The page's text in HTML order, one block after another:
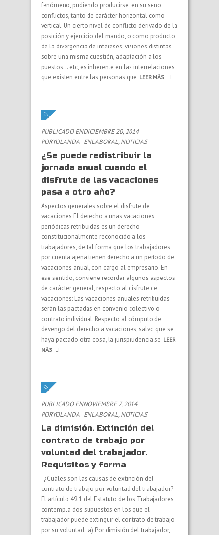
fenómeno, pudiendo producirse en su seno
conflictos, tanto de carácter horizontal como
vertical. Un cierto nivel de conflicto derivado de la
posición y ejercicio del mando, o como producto
de la divergencia de intereses, visiones distintas
sobre una misma cuestión, adaptación a los
puestos… etc, es inherente en las interrelaciones
que existen entre las personas que LEER MÁS
PUBLICADO ENDICIEMBRE 20, 2014
PORYOLANDA ENLABORAL,NOTICIAS
¿Se puede redistribuir la
jornada anual cuando el
disfrute de las vacaciones
pasa a otro año?
Aspectos generales sobre el disfrute de
vacaciones El derecho a unas vacaciones
periódicas retribuidas es un derecho
constitucionalmente reconocido a los
trabajadores, de tal forma que los trabajadores
por cuenta ajena tienen derecho a un período de
vacaciones anual, con cargo al empresario. En
ese sentido, conviene recordar algunos aspectos
de carácter general, respecto al disfrute de
vacaciones: Las vacaciones anuales retribuidas
serán las pactadas en convenio colectivo o
contrato individual. Respecto al cómputo de
devengo del derecho a vacaciones, salvo que se
haya pactado otra cosa, la jurisprudencia se LEER
MÁS
PUBLICADO ENNOVIEMBRE 7, 2014
PORYOLANDA ENLABORAL,NOTICIAS
La dimisión. Extinción del
contrato de trabajo por
voluntad del trabajador.
Requisitos y forma
¿Cuáles son las causas de extinción del
contrato de trabajo por voluntad del trabajador?
El artículo 49.1 del Estatuto de los Trabajadores
contempla dos supuestos en los que el
trabajador puede extinguir el contrato de trabajo
por su voluntad. a) Por dimisión del trabajador,